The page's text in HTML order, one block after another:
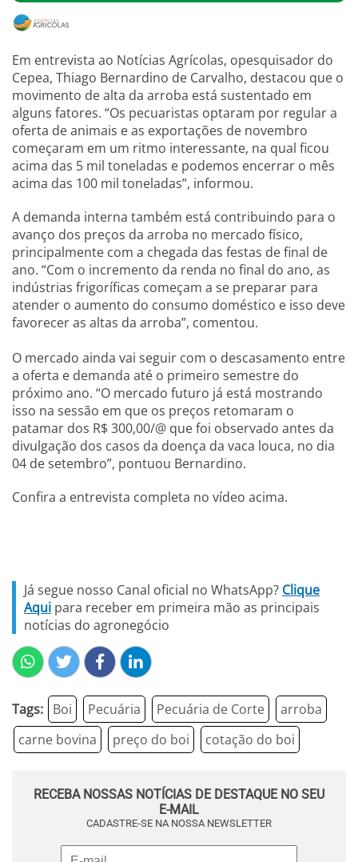
Em entrevista ao Notícias Agrícolas, opesquisador do
Cepea, Thiago Bernardino de Carvalho, destacou que o
movimento de alta da arroba está sustentado em
alguns fatores. “Os pecuaristas optaram por regular a
oferta de animais e as exportações de novembro
começaram em um ritmo interessante, na qual ficou
acima das 5 mil toneladas e podemos encerrar o mês
acima das 100 mil toneladas”, informou.
A demanda interna também está contribuindo para o
avanço dos preços da arroba no mercado físico,
principalmente com a chegada das festas de final de
ano. “Com o incremento da renda no final do ano, as
indústrias frigoríficas começam a se preparar para
atender o aumento do consumo doméstico e isso deve
favorecer as altas da arroba”, comentou.
O mercado ainda vai seguir com o descasamento entre
a oferta e demanda até o primeiro semestre do
próximo ano. “O mercado futuro já está mostrando
isso na sessão em que os preços retomaram o
patamar dos R$ 300,00/@ que foi observado antes da
divulgação dos casos da doença da vaca louca, no dia
04 de setembro”, pontuou Bernardino.
Confira a entrevista completa no vídeo acima.
Já segue nosso Canal oficial no WhatsApp? Clique
Aqui para receber em primeira mão as principais
notícias do agronegócio
Tags: Boi Pecuária Pecuária de Corte
arroba
carne bovina
preço do boi cotação do boi
RECEBA NOSSAS NOTÍCIAS DE DESTAQUE NO SEU
E-MAIL
CADASTRE-SE NA NOSSA NEWSLETTER